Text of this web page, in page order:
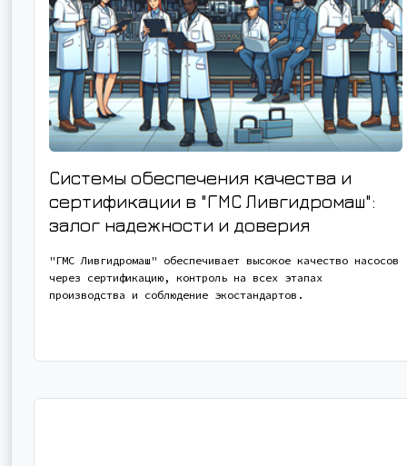
Системы обеспечения качества и
сертификации в "ГМС Ливгидромаш":
залог надежности и доверия
"ГМС Ливгидромаш" обеспечивает высокое качество насосов
через сертификацию, контроль на всех этапах
производства и соблюдение экостандартов.